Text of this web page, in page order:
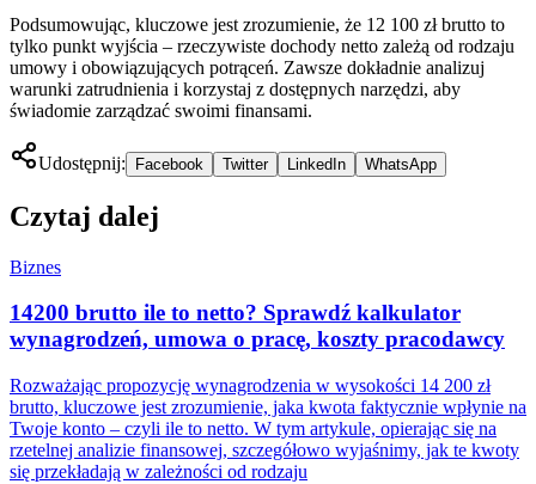
Podsumowując, kluczowe jest zrozumienie, że 12 100 zł brutto to
tylko punkt wyjścia – rzeczywiste dochody netto zależą od rodzaju
umowy i obowiązujących potrąceń. Zawsze dokładnie analizuj
warunki zatrudnienia i korzystaj z dostępnych narzędzi, aby
świadomie zarządzać swoimi finansami.
Udostępnij: Facebook Twitter LinkedIn WhatsApp
Czytaj dalej
Biznes
14200 brutto ile to netto? Sprawdź kalkulator
wynagrodzeń, umowa o pracę, koszty pracodawcy
Rozważając propozycję wynagrodzenia w wysokości 14 200 zł
brutto, kluczowe jest zrozumienie, jaka kwota faktycznie wpłynie na
Twoje konto – czyli ile to netto. W tym artykule, opierając się na
rzetelnej analizie finansowej, szczegółowo wyjaśnimy, jak te kwoty
się przekładają w zależności od rodzaju